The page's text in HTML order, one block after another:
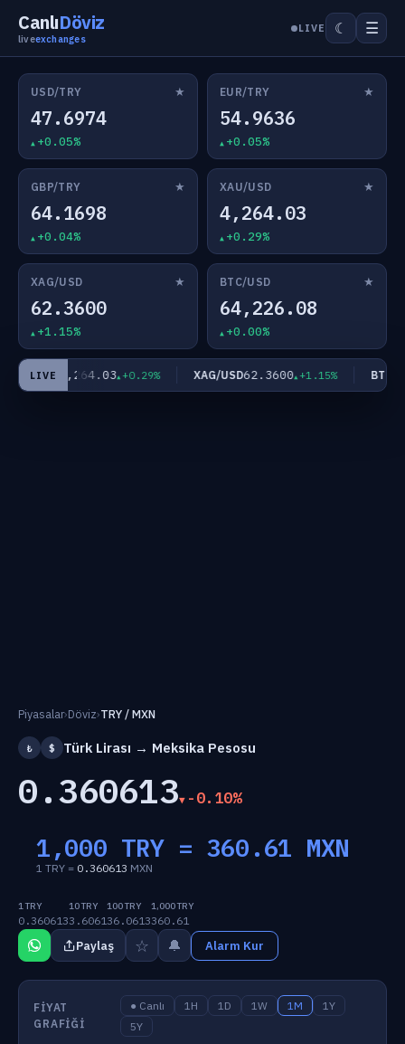
CanlıDöviz
liveexchanges
LIVE ☾ ☰
USD/TRY ★
47.6974
+0.05%
EUR/TRY ★
54.9636
+0.05%
GBP/TRY ★
64.1698
+0.04%
XAU/USD ★
4,264.03
+0.29%
XAG/USD ★
62.3600
+1.15%
BTC/USD ★
64,226.08
+0.00%
LIVE
XAU/USD4,264.03 +0.29% XAG/USD62.3600 +1.15% BTC/
Piyasalar›Döviz›TRY / MXN
₺ $ Türk Lirası → Meksika Pesosu
0.360613 -0.10%
1,000 TRY = 360.61 MXN
1 TRY = 0.360613 MXN
1 TRY
0.360613
10 TRY
3.6061
100 TRY
36.0613
1,000 TRY
360.61
Paylaş ☆ 🔔 Alarm Kur
FIYAT
GRAFIĞI
● Canlı 1H 1D 1W 1M
1Y
5Y